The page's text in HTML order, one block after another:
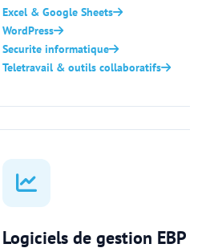
Excel & Google Sheets
WordPress
Securite informatique
Teletravail & outils collaboratifs
Logiciels de gestion EBP